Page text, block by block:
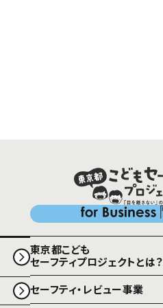
東京都こども
セーフティプロジェクトとは？
セーフティ・レビュー事業